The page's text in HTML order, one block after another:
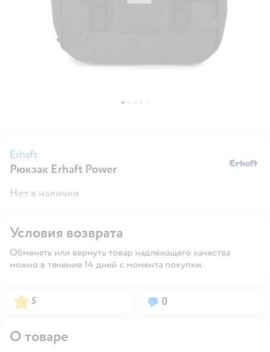
Erhaft
Рюкзак Erhaft Power
Нет в наличии
Условия возврата
Обменять или вернуть товар надлежащего качества
можно в течение 14 дней с момента покупки.
Рейтинг:
5 Вопросов:
0
О товаре